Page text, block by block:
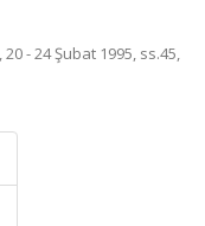
- 24 Şubat 1995, ss.45,